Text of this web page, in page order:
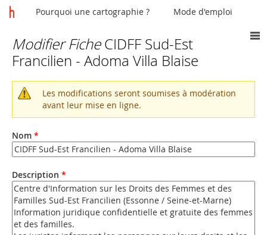
Vous
êtes
ici
Modifier FicheCIDFF Sud-Est
Francilien - Adoma Villa Blaise
Message
d'avertissement
Les modifications seront soumises à modération
avant leur mise en ligne.
Nom *
Description *
Pourquoi une cartographie ? Mode d'emploi